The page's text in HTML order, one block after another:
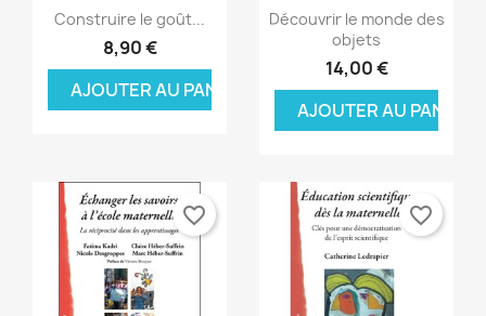
Aperçu rapide
Construire le goût...
8,90 €
AJOUTER AU PANIER
Aperçu rapide
Découvrir le monde des
objets
14,00 €
AJOUTER AU PANIER
favorite_border favorite_border